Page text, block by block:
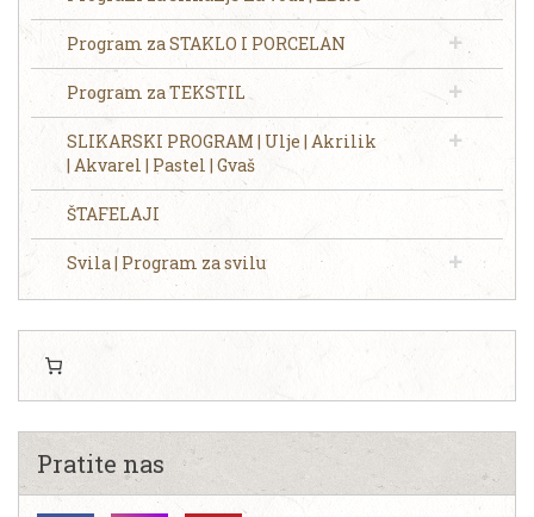
Program za STAKLO I PORCELAN
Program za TEKSTIL
SLIKARSKI PROGRAM | Ulje | Akrilik
| Akvarel | Pastel | Gvaš
ŠTAFELAJI
Svila | Program za svilu
Pratite nas